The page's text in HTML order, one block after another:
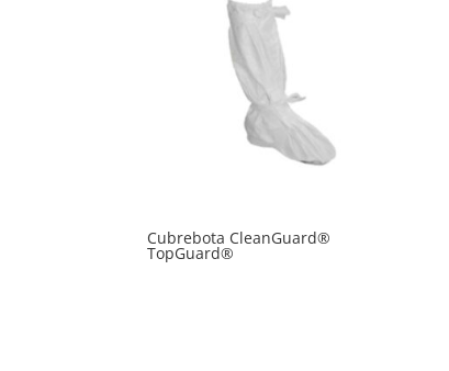
Cubrebota CleanGuard®
TopGuard®